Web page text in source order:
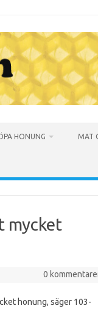
HONUNG MAT
mycket
0
honung, säger 103-